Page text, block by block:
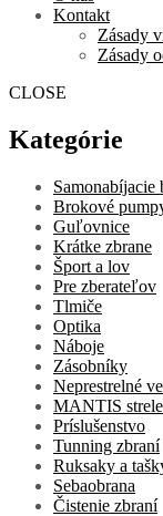
Kontakt
Zásady
Zásady
CLOSE
Kategórie
Samonabíjacie
Brokové
Guľovnice
Krátke zbrane
Šport a lov
Pre zberateľov
Tlmiče
Optika
Náboje
Zásobníky
Neprestrelné
MANTIS
Príslušenstvo
Tunning zbraní
Ruksaky a
Sebaobrana
Čistenie zbraní